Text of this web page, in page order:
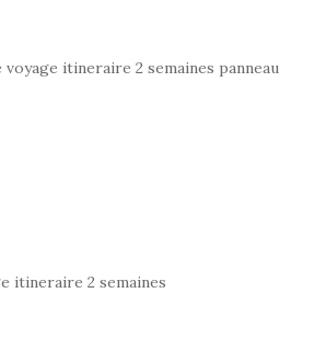
itineraire 2 semaines panneau
itineraire 2 semaines